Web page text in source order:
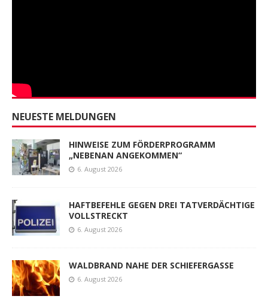
NEUESTE MELDUNGEN
HINWEISE ZUM FÖRDERPROGRAMM
„NEBENAN ANGEKOMMEN“
6. August 2026
HAFTBEFEHLE GEGEN DREI TATVERDÄCHTIGE
VOLLSTRECKT
6. August 2026
WALDBRAND NAHE DER SCHIEFERGASSE
6. August 2026